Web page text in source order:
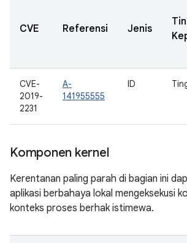
CVE Referensi Jenis
CVE-
2019-
2231
A-
141955555
ID
Komponen kernel
Kerentanan paling parah di bagian ini
aplikasi berbahaya lokal mengeksekusi
konteks proses berhak istimewa.